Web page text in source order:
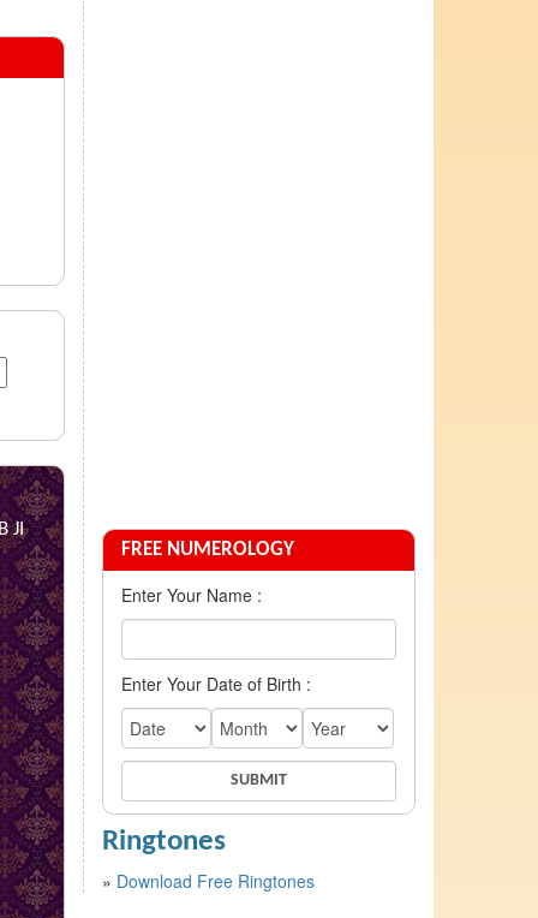
JI
FREE NUMEROLOGY
Enter Your Name :
Enter Your Date of Birth :
Ringtones
» Download Free Ringtones